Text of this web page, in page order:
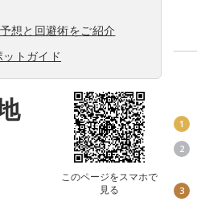
想と回避術をご紹介
トガイド
このページをスマホで
見る
1
2
3